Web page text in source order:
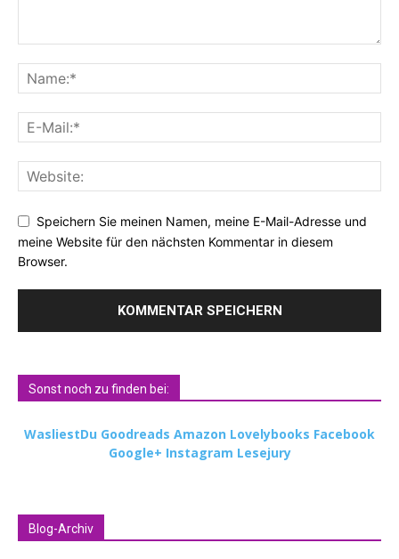
Speichern Sie meinen Namen, meine E-Mail-Adresse und
meine Website für den nächsten Kommentar in diesem
Browser.
Sonst noch zu finden bei:
WasliestDu Goodreads Amazon Lovelybooks Facebook
Google+ Instagram Lesejury
Blog-Archiv